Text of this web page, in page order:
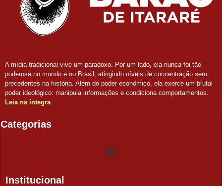
A mídia tradicional vive um paradoxo. Por um lado, ela nunca foi tão
poderosa no mundo e no Brasil, atingindo níveis de concentração sem
precedentes na história. Além do poder econômico, ela exerce um brutal
poder ideológico: manipula informações e condiciona comportamentos.
Leia na íntegra
Categorias
Institucional